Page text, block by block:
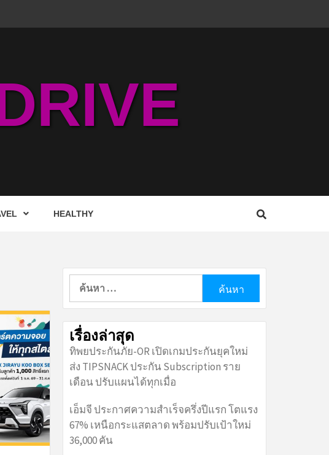
HEALTHY
ค้นหา
เรื่องล่าสุด
ทิพยประกันภัย-OR เปิดเกมประกันยุคใหม่
ส่ง TIPSNACK ประกัน Subscription ราย
เดือน ปรับแผนได้ทุกเมื่อ
เอ็มจี ประกาศความสำเร็จครึ่งปีแรก โตแรง
67% เหนือกระแสตลาด พร้อมปรับเป้าใหม่
36,000 คัน